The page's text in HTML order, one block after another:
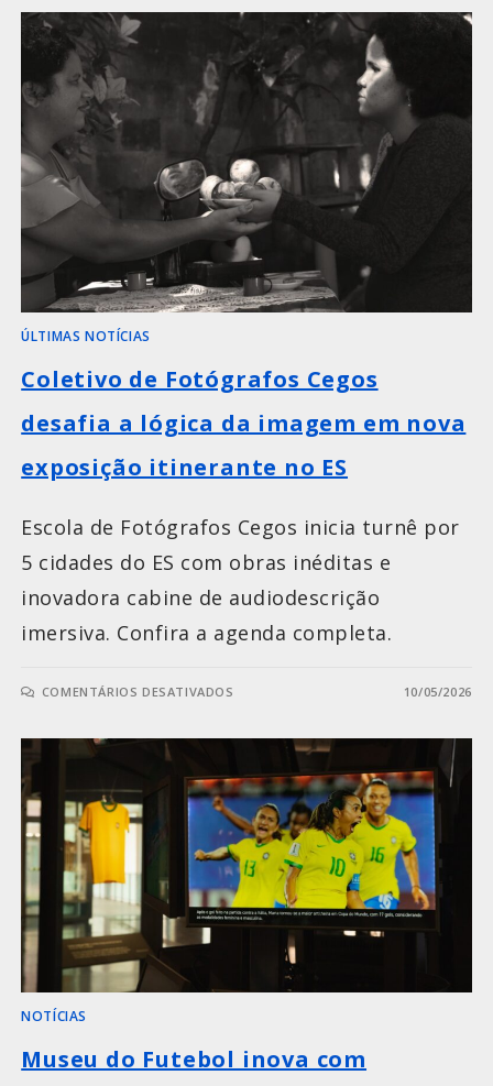
ÚLTIMAS NOTÍCIAS
Coletivo de Fotógrafos Cegos
desafia a lógica da imagem em nova
exposição itinerante no ES
Escola de Fotógrafos Cegos inicia turnê por
5 cidades do ES com obras inéditas e
inovadora cabine de audiodescrição
imersiva. Confira a agenda completa.
COMENTÁRIOS DESATIVADOS 10/05/2026
NOTÍCIAS
Museu do Futebol inova com